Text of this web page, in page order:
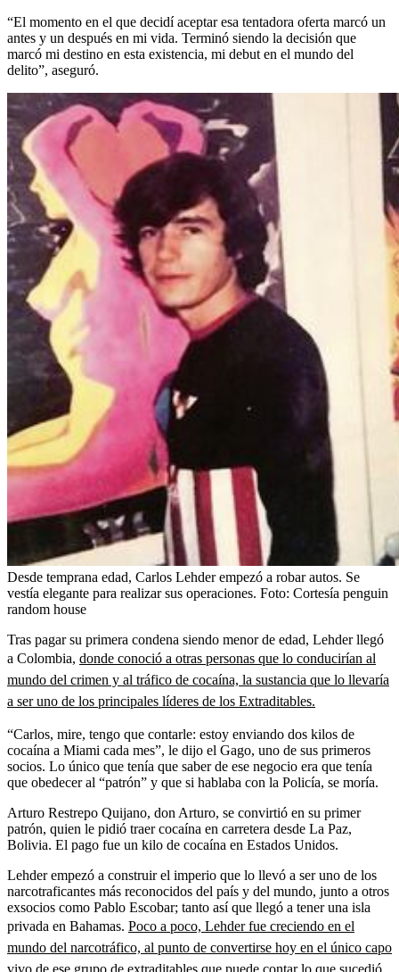
“El momento en el que decidí aceptar esa tentadora oferta marcó un
antes y un después en mi vida. Terminó siendo la decisión que
marcó mi destino en esta existencia, mi debut en el mundo del
delito”, aseguró.
Desde temprana edad, Carlos Lehder empezó a robar autos. Se
vestía elegante para realizar sus operaciones. Foto: Cortesía penguin
random house
Tras pagar su primera condena siendo menor de edad, Lehder llegó
a Colombia, donde conoció a otras personas que lo conducirían al
mundo del crimen y al tráfico de cocaína, la sustancia que lo llevaría
a ser uno de los principales líderes de los Extraditables.
“Carlos, mire, tengo que contarle: estoy enviando dos kilos de
cocaína a Miami cada mes”, le dijo el Gago, uno de sus primeros
socios. Lo único que tenía que saber de ese negocio era que tenía
que obedecer al “patrón” y que si hablaba con la Policía, se moría.
Arturo Restrepo Quijano, don Arturo, se convirtió en su primer
patrón, quien le pidió traer cocaína en carretera desde La Paz,
Bolivia. El pago fue un kilo de cocaína en Estados Unidos.
Lehder empezó a construir el imperio que lo llevó a ser uno de los
narcotraficantes más reconocidos del país y del mundo, junto a otros
exsocios como Pablo Escobar; tanto así que llegó a tener una isla
privada en Bahamas. Poco a poco, Lehder fue creciendo en el
mundo del narcotráfico, al punto de convertirse hoy en el único capo
vivo de ese grupo de extraditables que puede contar lo que sucedió